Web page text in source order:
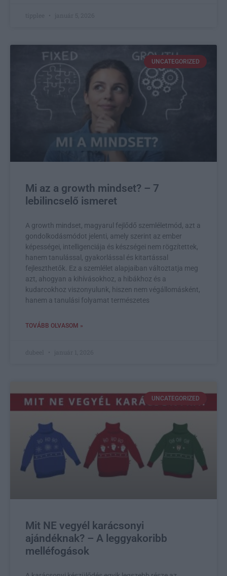
UNCATEGORIZED
Mi az a growth mindset? – 7
lebilincselő ismeret
A growth mindset, magyarul fejlődő szemléletmód, azt a
gondolkodásmódot jelenti, amely szerint az ember
képességei, intelligenciája és készségei nem rögzítettek,
hanem tanulással, gyakorlással és kitartással
fejleszthetők. Ez a szemlélet alapjaiban változtatja meg
azt, ahogyan a kihívásokhoz, a hibákhoz és a
kudarcokhoz viszonyulunk, hiszen nem végállomásként,
hanem a tanulási folyamat természetes
TOVÁBB OLVASOM »
UNCATEGORIZED
Mit NE vegyél karácsonyi
ajándéknak? – A leggyakoribb
melléfogások